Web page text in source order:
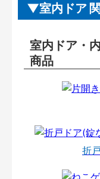
室内ドア
室内ドア・
商品
折